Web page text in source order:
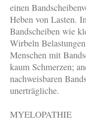
einen
Heben von Lasten.
Bandscheiben wie
Wirbeln
Menschen mit
kaum Schmerzen;
nachweisbaren
unerträgliche.
MYELOPATHIE